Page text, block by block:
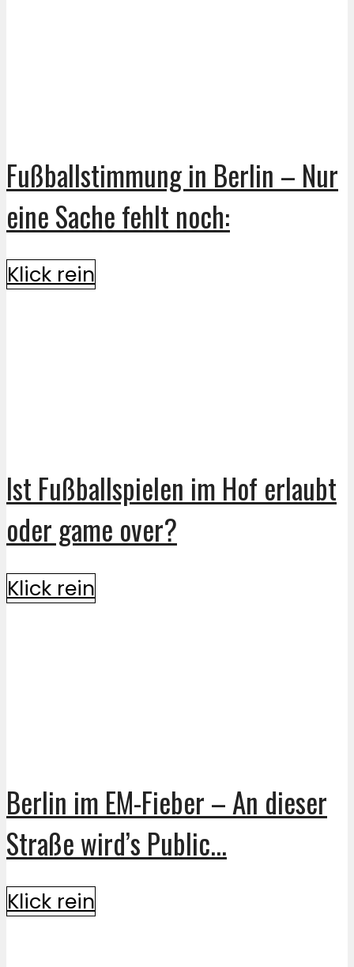
Fußballstimmung in Berlin – Nur
eine Sache fehlt noch:
Klick rein
Ist Fußballspielen im Hof erlaubt
oder game over?
Klick rein
Berlin im EM-Fieber – An dieser
Straße wird’s Public...
Klick rein